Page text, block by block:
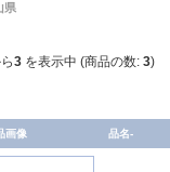
県
3 を表示中 (商品の数: 3)
画像 品名-